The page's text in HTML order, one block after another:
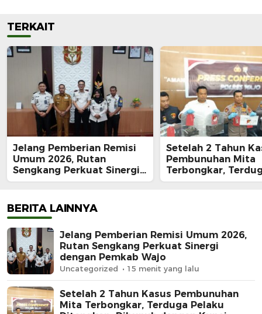
TERKAIT
Jelang Pemberian Remisi
Umum 2026, Rutan
Sengkang Perkuat Sinergi
dengan Pemkab Wajo
Setelah 2 Tahun
Pembunuhan Mita
Terbongkar,
Pelaku Ditangkap:
BERITA LAINNYA
Jelang Pemberian Remisi Umum 2026,
Rutan Sengkang Perkuat Sinergi
dengan Pemkab Wajo
Uncategorized 15 menit yang lalu
Setelah 2 Tahun Kasus Pembunuhan
Mita Terbongkar, Terduga Pelaku